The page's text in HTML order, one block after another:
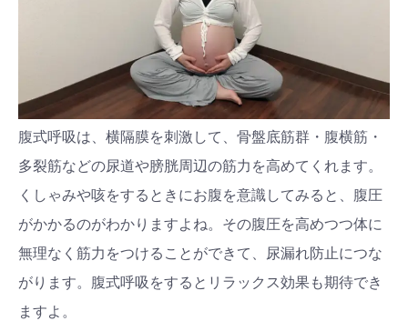
腹式呼吸は、横隔膜を刺激して、骨盤底筋群・腹横筋・
多裂筋などの尿道や膀胱周辺の筋力を高めてくれます。
くしゃみや咳をするときにお腹を意識してみると、腹圧
がかかるのがわかりますよね。その腹圧を高めつつ体に
無理なく筋力をつけることができて、尿漏れ防止につな
がります。腹式呼吸をするとリラックス効果も期待でき
ますよ。